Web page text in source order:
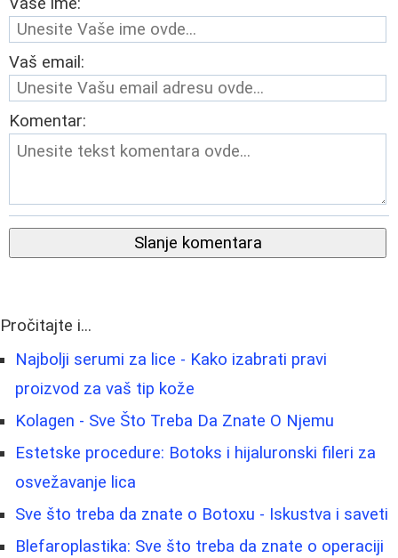
Vaše ime:
Vaš email:
Komentar:
Slanje komentara
Pročitajte i...
Najbolji serumi za lice - Kako izabrati pravi
proizvod za vaš tip kože
Kolagen - Sve Što Treba Da Znate O Njemu
Estetske procedure: Botoks i hijaluronski fileri za
osvežavanje lica
Sve što treba da znate o Botoxu - Iskustva i saveti
Blefaroplastika: Sve što treba da znate o operaciji